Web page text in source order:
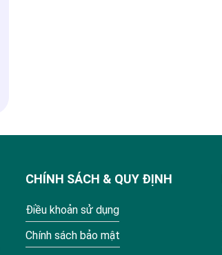
CHÍNH SÁCH & QUY ĐỊNH
Điều khoản sử dụng
Chính sách bảo mật